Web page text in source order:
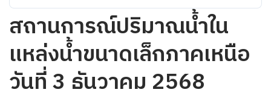
สถานการณ์ปริมาณน้ำใน
แหล่งน้ำขนาดเล็กภาคเหนือ
วันที่ 3 ธันวาคม 2568